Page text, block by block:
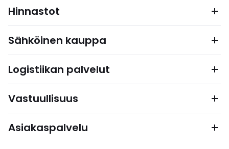
Hinnastot
Sähköinen kauppa
Logistiikan palvelut
Vastuullisuus
Asiakaspalvelu